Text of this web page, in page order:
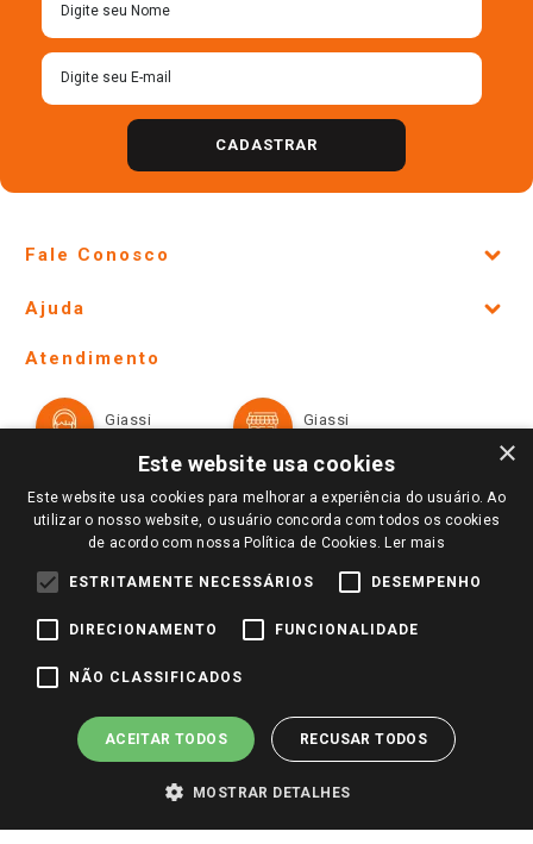
CADASTRAR
Fale Conosco
Lojas Físicas e Horários
Ofertas
Televendas
Notícias
Perguntas frequentes
Identidade Visual
Ajuda
Formas de Pagamento
Trocas e Devoluções
Atendimento
Giassi
Giassi
Redes Sociais
Pagamento e Segurança
×
Este website usa cookies
Este website usa cookies para melhorar a experiência do usuário. Ao
utilizar o nosso website, o usuário concorda com todos os cookies
de acordo com nossa Política de Cookies. Ler mais
ESTRITAMENTE NECESSÁRIOS DESEMPENHO
DIRECIONAMENTO FUNCIONALIDADE
NÃO CLASSIFICADOS
ACEITAR TODOS RECUSAR TODOS
MOSTRAR DETALHES